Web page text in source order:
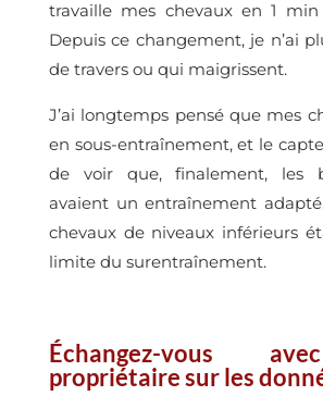
travaille mes chevaux en 1
Depuis ce changement, je n’ai
de travers ou qui maigrissent.
J’ai longtemps pensé que mes
en sous-entraînement, et le
de voir que, finalement, les
avaient un entraînement
chevaux de niveaux inférieurs
limite du surentraînement.
Échangez-vous
propriétaire sur les